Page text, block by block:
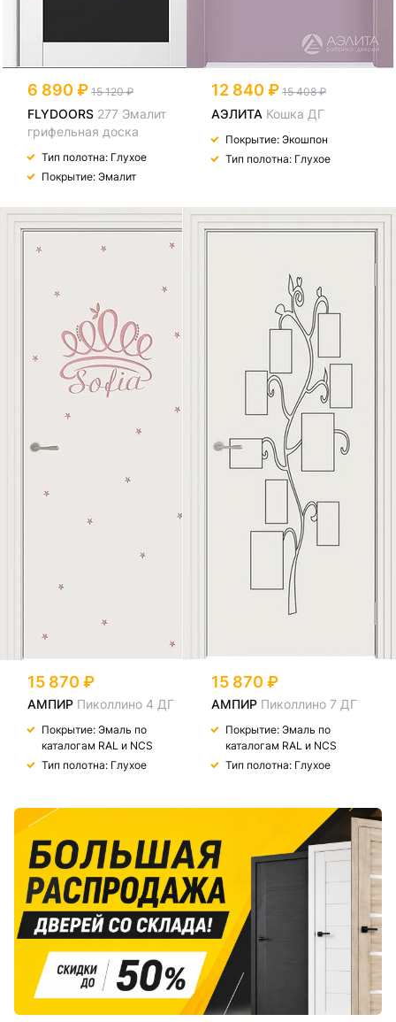
6 890 15 120
FLYDOORS 277 Эмалит
грифельная доска
Тип полотна: Глухое
Покрытие: Эмалит
12 840 15 408
АЭЛИТА Кошка ДГ
Покрытие: Экошпон
Тип полотна: Глухое
15 870
АМПИР Пиколлино 4 ДГ
Покрытие: Эмаль по
каталогам RAL и NCS
Тип полотна: Глухое
15 870
АМПИР Пиколлино 7 ДГ
Покрытие: Эмаль по
каталогам RAL и NCS
Тип полотна: Глухое